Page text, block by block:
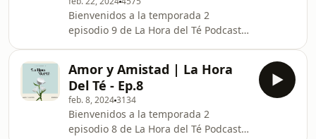
que esto puede afectar tu vida. Únete
a la conversación con nosotras en los
comentarios.
Bienvenidos a la temporada 2
episodio 9 de La Hora del Té Podcast;
nuestros esposos a la mesa en donde
platicamos acerca de las sorpresas
que nos hemos llevado en el
matrimonio pero también de aquellas
decepciones que no veíamos venir.
Amor y Amistad | La Hora
Del Té - Ep.8
feb. 8, 20243134
Bienvenidos a la temporada 2
episodio 8 de La Hora del Té Podcast;